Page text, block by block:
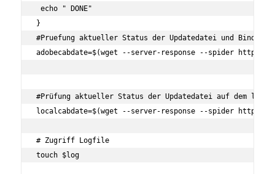
echo " DONE"
}
#Pruefung aktueller Status der Updatedatei und
adobecabdate=$(wget --server-response --spider http://
#Prüfung aktueller Status der Updatedatei auf dem
localcabdate=$(wget --server-response --spider http://
# Zugriff Logfile
touch $log